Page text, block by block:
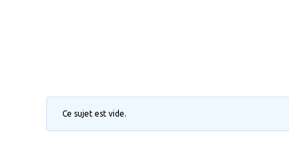
Ce sujet est vide.